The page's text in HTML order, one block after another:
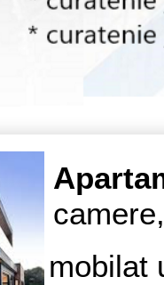
mobilat